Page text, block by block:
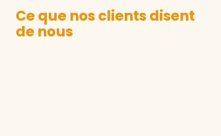
Ce que nos clients disent
de nous